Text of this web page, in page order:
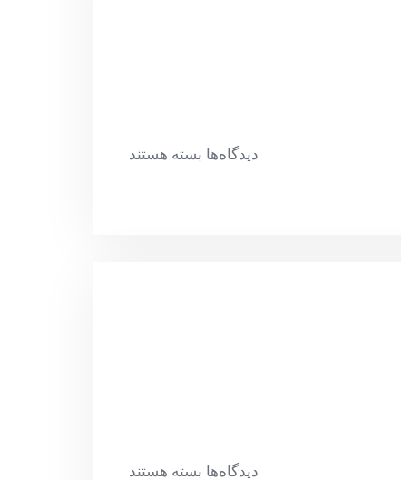
دیدگاه‌ها بسته هستند
دیدگاه‌ها بسته هستند